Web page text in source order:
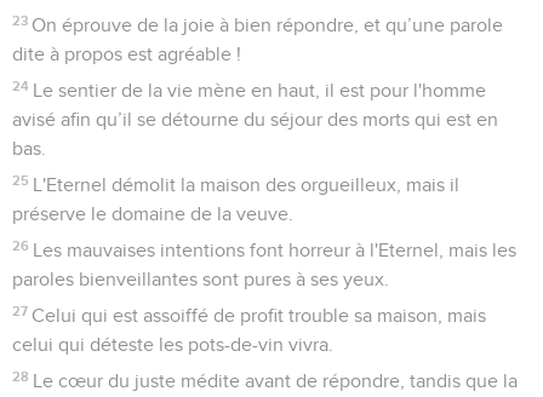
23 On éprouve de la joie à bien répondre, et qu’une parole
dite à propos est agréable !
24 Le sentier de la vie mène en haut, il est pour l'homme
avisé afin qu’il se détourne du séjour des morts qui est en
bas.
25 L'Eternel démolit la maison des orgueilleux, mais il
préserve le domaine de la veuve.
26 Les mauvaises intentions font horreur à l'Eternel, mais les
paroles bienveillantes sont pures à ses yeux.
27 Celui qui est assoiffé de profit trouble sa maison, mais
celui qui déteste les pots-de-vin vivra.
28 Le cœur du juste médite avant de répondre, tandis que la